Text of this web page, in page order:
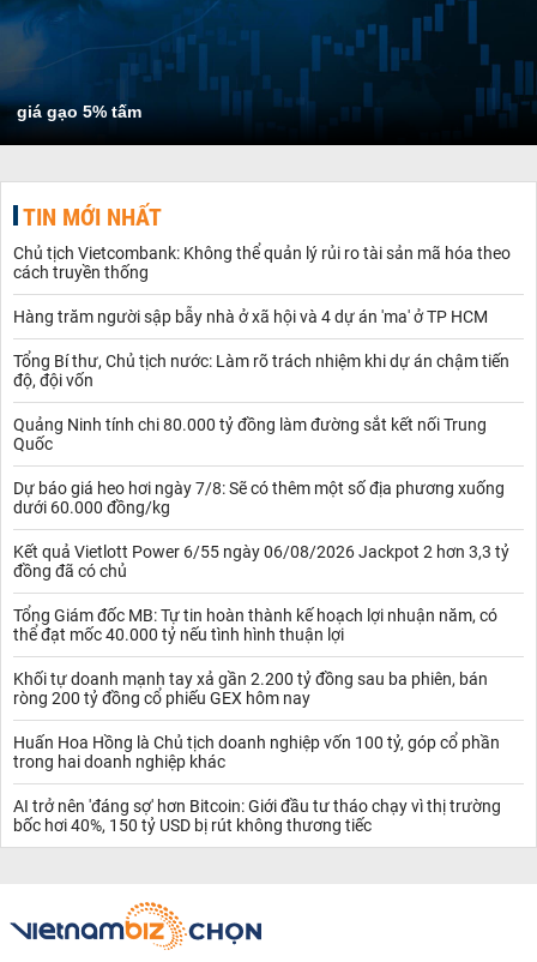
giá gạo 5% tấm
TIN MỚI NHẤT
Chủ tịch Vietcombank: Không thể quản lý rủi ro tài sản mã hóa theo
cách truyền thống
Hàng trăm người sập bẫy nhà ở xã hội và 4 dự án 'ma' ở TP HCM
Tổng Bí thư, Chủ tịch nước: Làm rõ trách nhiệm khi dự án chậm tiến
độ, đội vốn
Quảng Ninh tính chi 80.000 tỷ đồng làm đường sắt kết nối Trung
Quốc
Dự báo giá heo hơi ngày 7/8: Sẽ có thêm một số địa phương xuống
dưới 60.000 đồng/kg
Kết quả Vietlott Power 6/55 ngày 06/08/2026 Jackpot 2 hơn 3,3 tỷ
đồng đã có chủ
Tổng Giám đốc MB: Tự tin hoàn thành kế hoạch lợi nhuận năm, có
thể đạt mốc 40.000 tỷ nếu tình hình thuận lợi
Khối tự doanh mạnh tay xả gần 2.200 tỷ đồng sau ba phiên, bán
ròng 200 tỷ đồng cổ phiếu GEX hôm nay
Huấn Hoa Hồng là Chủ tịch doanh nghiệp vốn 100 tỷ, góp cổ phần
trong hai doanh nghiệp khác
AI trở nên 'đáng sợ' hơn Bitcoin: Giới đầu tư tháo chạy vì thị trường
bốc hơi 40%, 150 tỷ USD bị rút không thương tiếc